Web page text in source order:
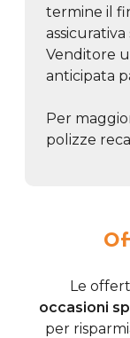
termine il
Venditore
anticipata
Per
polizze
Le
occasioni
per